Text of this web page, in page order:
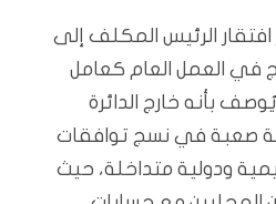
الرئيس المكلف إلى
في العمل العام كعامل
بأنه خارج الدائرة
صعبة في نسج توافقات
ودولية متداخلة، حيث